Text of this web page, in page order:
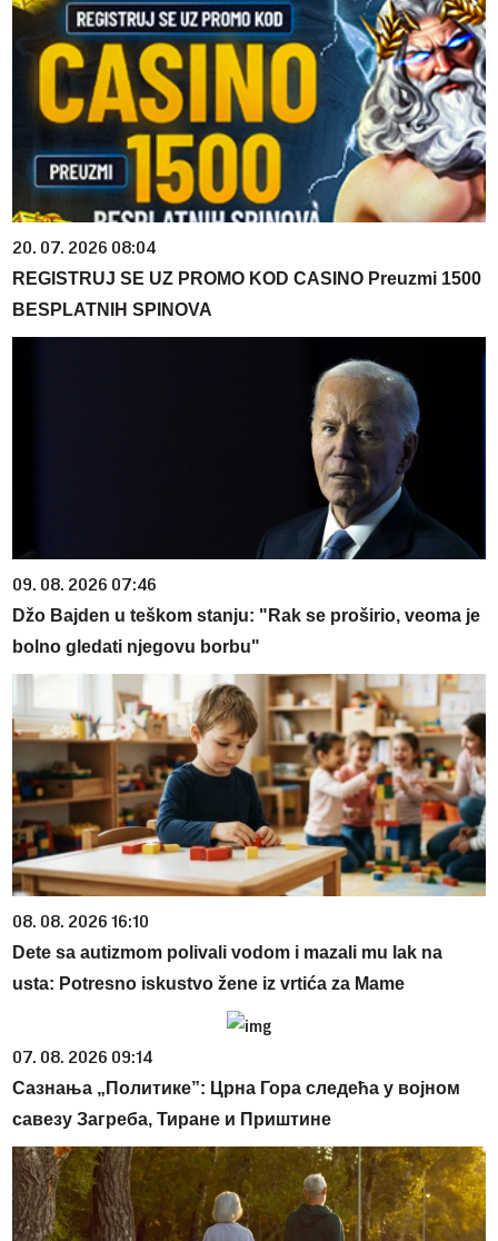
20. 07. 2026 08:04
REGISTRUJ SE UZ PROMO KOD CASINO Preuzmi 1500
BESPLATNIH SPINOVA
09. 08. 2026 07:46
Džo Bajden u teškom stanju: "Rak se proširio, veoma je
bolno gledati njegovu borbu"
08. 08. 2026 16:10
Dete sa autizmom polivali vodom i mazali mu lak na
usta: Potresno iskustvo žene iz vrtića za Mame
07. 08. 2026 09:14
Сазнања „Политике”: Црна Гора следећа у војном
савезу Загреба, Тиране и Приштине